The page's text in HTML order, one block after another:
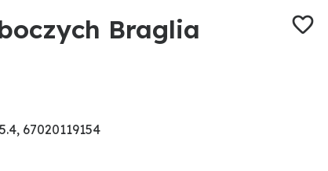
Braglia
67020119154